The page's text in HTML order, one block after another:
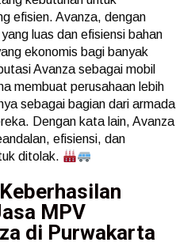
efisien. Avanza, dengan
luas dan efisiensi bahan
ekonomis bagi banyak
Avanza sebagai mobil
membuat perusahaan lebih
sebagai bagian dari armada
Dengan kata lain, Avanza
efisiensi, dan
ditolak.
MPV
di Purwakarta